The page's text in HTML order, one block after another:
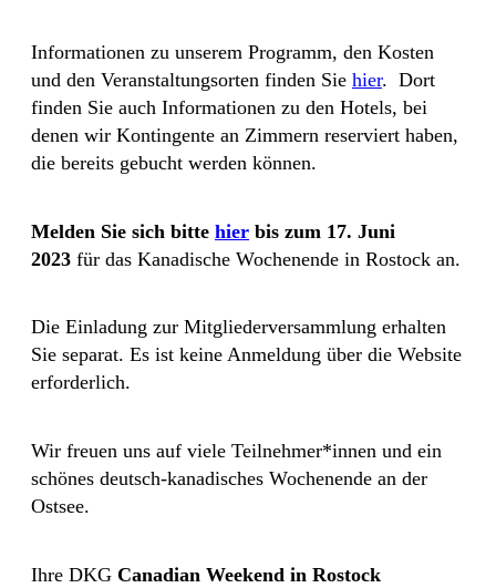
Informationen zu unserem Programm, den Kosten
und den Veranstaltungsorten finden Sie hier. Dort
finden Sie auch Informationen zu den Hotels, bei
denen wir Kontingente an Zimmern reserviert haben,
die bereits gebucht werden können.
Melden Sie sich bitte hier bis zum 17. Juni
2023 für das Kanadische Wochenende in Rostock an.
Die Einladung zur Mitgliederversammlung erhalten
Sie separat. Es ist keine Anmeldung über die Website
erforderlich.
Wir freuen uns auf viele Teilnehmer*innen und ein
schönes deutsch-kanadisches Wochenende an der
Ostsee.
Ihre DKG Canadian Weekend in Rostock